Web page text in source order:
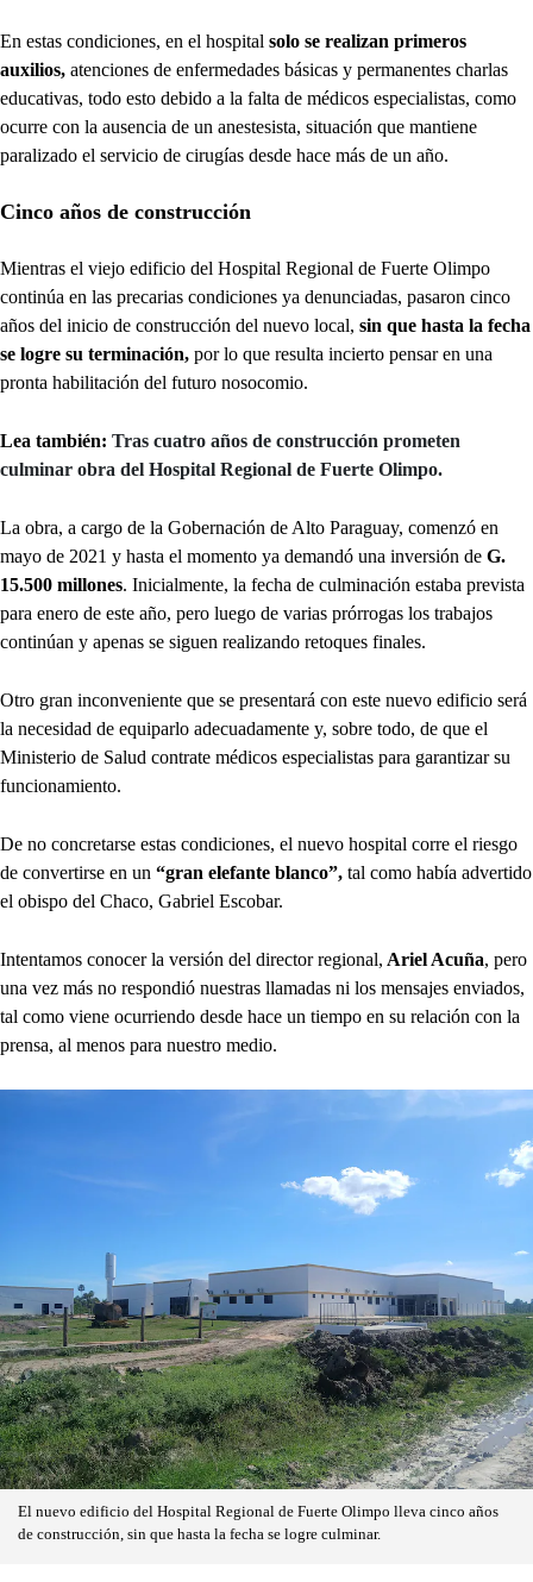
En estas condiciones, en el hospital solo se realizan primeros
auxilios, atenciones de enfermedades básicas y permanentes charlas
educativas, todo esto debido a la falta de médicos especialistas, como
ocurre con la ausencia de un anestesista, situación que mantiene
paralizado el servicio de cirugías desde hace más de un año.
Cinco años de construcción
Mientras el viejo edificio del Hospital Regional de Fuerte Olimpo
continúa en las precarias condiciones ya denunciadas, pasaron cinco
años del inicio de construcción del nuevo local, sin que hasta la fecha
se logre su terminación, por lo que resulta incierto pensar en una
pronta habilitación del futuro nosocomio.
Lea también: Tras cuatro años de construcción prometen
culminar obra del Hospital Regional de Fuerte Olimpo.
La obra, a cargo de la Gobernación de Alto Paraguay, comenzó en
mayo de 2021 y hasta el momento ya demandó una inversión de G.
15.500 millones. Inicialmente, la fecha de culminación estaba prevista
para enero de este año, pero luego de varias prórrogas los trabajos
continúan y apenas se siguen realizando retoques finales.
Otro gran inconveniente que se presentará con este nuevo edificio será
la necesidad de equiparlo adecuadamente y, sobre todo, de que el
Ministerio de Salud contrate médicos especialistas para garantizar su
funcionamiento.
De no concretarse estas condiciones, el nuevo hospital corre el riesgo
de convertirse en un “gran elefante blanco”, tal como había advertido
el obispo del Chaco, Gabriel Escobar.
Intentamos conocer la versión del director regional, Ariel Acuña, pero
una vez más no respondió nuestras llamadas ni los mensajes enviados,
tal como viene ocurriendo desde hace un tiempo en su relación con la
prensa, al menos para nuestro medio.
El nuevo edificio del Hospital Regional de Fuerte Olimpo lleva cinco años
de construcción, sin que hasta la fecha se logre culminar.